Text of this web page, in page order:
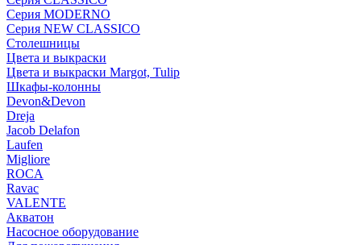
Серия MODERNO
Серия NEW CLASSICO
Столешницы
Цвета и выкраски
Цвета и выкраски Margot, Tulip
Шкафы-колонны
Devon&Devon
Dreja
Jacob Delafon
Laufen
Migliore
ROCA
Rаvac
VALENTE
Акватон
Насосное оборудование